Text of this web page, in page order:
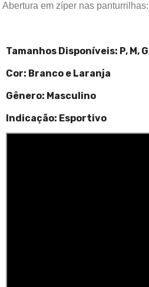
Abertura em zíper nas panturrilhas:
Tamanhos Disponíveis: P, M,
Cor: Branco e Laranja
Gênero: Masculino
Indicação: Esportivo